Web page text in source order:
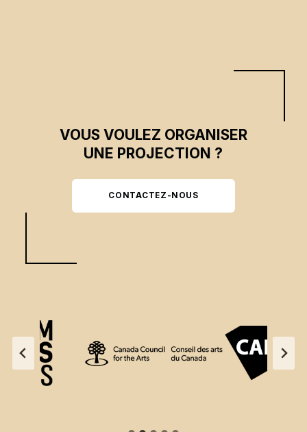
VOUS VOULEZ ORGANISER
UNE PROJECTION ?
CONTACTEZ-NOUS